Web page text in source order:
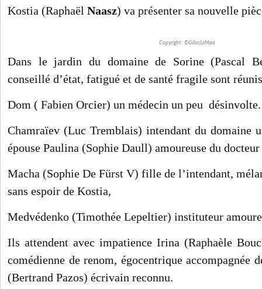
Kostia (Raphaël Naasz) va présenter sa nouvelle
Copyright : ©GillesLeMao
Dans le jardin du domaine de Sorine (Pascal
conseillé d’état, fatigué et de santé fragile sont
Dom ( Fabien Orcier) un médecin un peu désinvolte.
Chamraïev (Luc Tremblais) intendant du domaine
épouse Paulina (Sophie Daull) amoureuse du
Macha (Sophie De Fürst V) fille de l’intendant,
sans espoir de Kostia,
Medvédenko (Timothée Lepeltier) instituteur
Ils attendent avec impatience Irina (Raphaèle
comédienne de renom, égocentrique accompagnée
(Bertrand Pazos) écrivain reconnu.